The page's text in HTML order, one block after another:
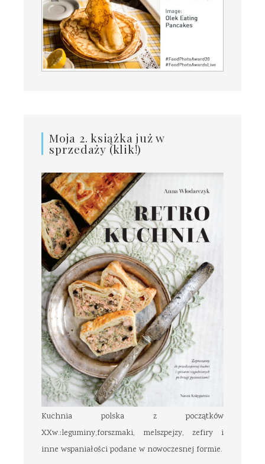
Moja 2. książka już w
sprzedaży (klik!)
Kuchnia polska z początków
XXw.:leguminy,forszmaki, melszpejzy, zefiry i
inne wspaniałości podane w nowoczesnej formie.